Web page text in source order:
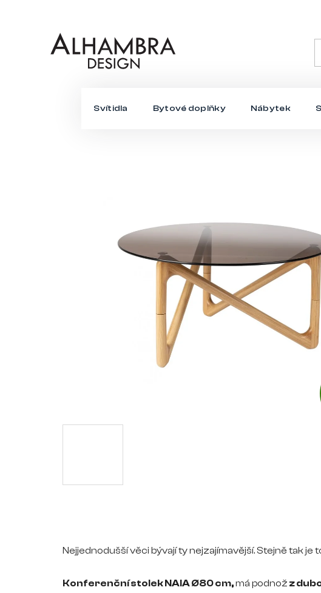
Svítidla Bytové doplňky Nábytek
Nejjednodušší věci bývají ty nejzajímavější. Stejně tak je
Konferenční stolek NAIAØ80 cm,má podnož z